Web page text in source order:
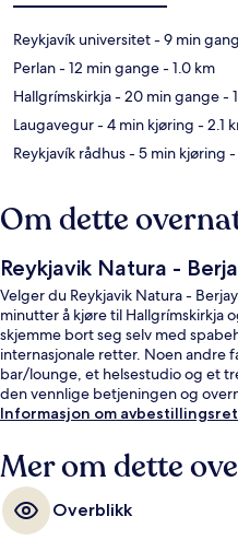
Reykjavík universitet- 9 min
Perlan- 12 min gange- 1.0 km
Hallgrímskirkja- 20 min gange-
Laugavegur- 4 min kjøring - 2.1
Reykjavík rådhus- 5 min kjøring -
Om dette
Reykjavik Natura -
Velger du Reykjavik Natura -
minutter å kjøre til Hallgrímskirkja
skjemme bort seg selv med
internasjonale retter. Noen andre
bar/lounge, et helsestudio og et
den vennlige betjeningen og
Informasjon om
Mer om dette
Overblikk